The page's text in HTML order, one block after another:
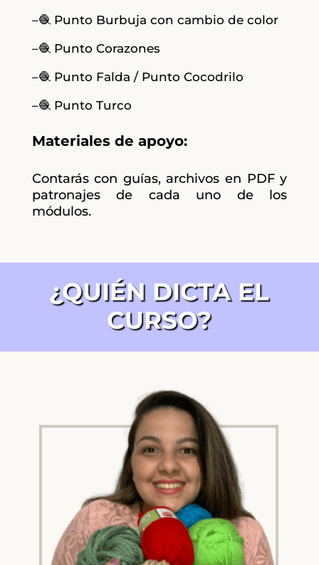
–🧶 Punto Burbuja con cambio de color
–🧶 Punto Corazones
–🧶 Punto Falda / Punto Cocodrilo
–🧶 Punto Turco
Materiales de apoyo:
Contarás con guías, archivos en PDF y
patronajes de cada uno de los
módulos.
¿QUIÉN DICTA EL
CURSO?